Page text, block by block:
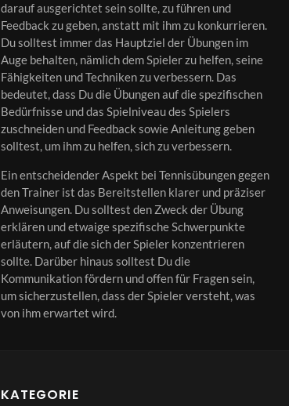
darauf ausgerichtet sein sollte, zu führen und
Feedback zu geben, anstatt mit ihm zu konkurrieren.
Du solltest immer das Hauptziel der Übungen im
Auge behalten, nämlich dem Spieler zu helfen, seine
Fähigkeiten und Techniken zu verbessern. Das
bedeutet, dass Du die Übungen auf die spezifischen
Bedürfnisse und das Spielniveau des Spielers
zuschneiden und Feedback sowie Anleitung geben
solltest, um ihm zu helfen, sich zu verbessern.
Ein entscheidender Aspekt bei Tennisübungen gegen
den Trainer ist das Bereitstellen klarer und präziser
Anweisungen. Du solltest den Zweck der Übung
erklären und etwaige spezifische Schwerpunkte
erläutern, auf die sich der Spieler konzentrieren
sollte. Darüber hinaus solltest Du die
Kommunikation fördern und offen für Fragen sein,
um sicherzustellen, dass der Spieler versteht, was
von ihm erwartet wird.
KATEGORIE